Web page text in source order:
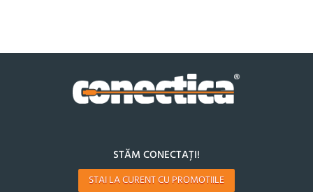
STĂM CONECTAȚI!
STAI LA CURENT CU PROMOTIILE